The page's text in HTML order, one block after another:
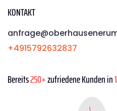
KONTAKT
+4915792632837
Bereits250+zufriedene Kunden in